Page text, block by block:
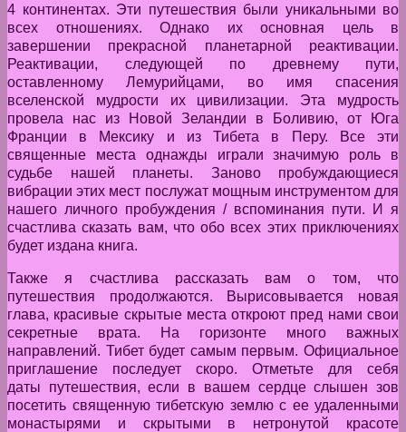
4 континентах. Эти путешествия были уникальными во
всех отношениях. Однако их основная цель в
завершении прекрасной планетарной реактивации.
Реактивации, следующей по древнему пути,
оставленному Лемурийцами, во имя спасения
вселенской мудрости их цивилизации. Эта мудрость
провела нас из Новой Зеландии в Боливию, от Юга
Франции в Мексику и из Тибета в Перу. Все эти
священные места однажды играли значимую роль в
судьбе нашей планеты. Заново пробуждающиеся
вибрации этих мест послужат мощным инструментом для
нашего личного пробуждения / вспоминания пути. И я
счастлива сказать вам, что обо всех этих приключениях
будет издана книга.
Также я счастлива рассказать вам о том, что
путешествия продолжаются. Вырисовывается новая
глава, красивые скрытые места откроют пред нами свои
секретные врата. На горизонте много важных
направлений. Тибет будет самым первым. Официальное
приглашение последует скоро. Отметьте для себя
даты путешествия, если в вашем сердце слышен зов
посетить священную тибетскую землю с ее удаленными
монастырями и скрытыми в нетронутой красоте